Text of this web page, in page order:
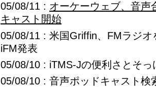
05/08/11 : オーケーウェブ、音声
キャスト開始
05/08/11 : 米国Griffin、FMラジオ
iFM発表
05/08/10 : iTMS-Jの便利さとそっ
05/08/10 : 音声ポッドキャスト検